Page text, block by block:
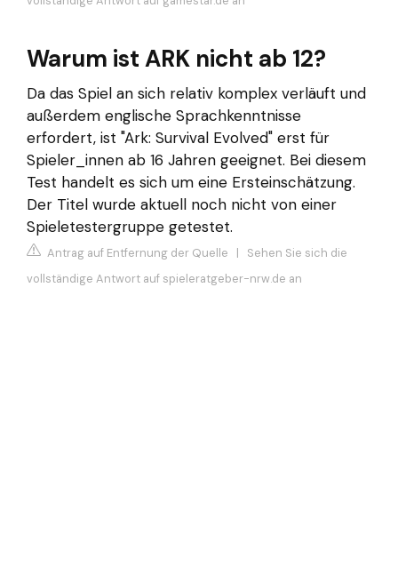
Warum ist ARK nicht ab 12?
Da das Spiel an sich relativ komplex verläuft und
außerdem englische Sprachkenntnisse
erfordert, ist "Ark: Survival Evolved" erst für
Spieler_innen ab 16 Jahren geeignet. Bei diesem
Test handelt es sich um eine Ersteinschätzung.
Der Titel wurde aktuell noch nicht von einer
Spieletestergruppe getestet.
Antrag auf Entfernung der Quelle | Sehen Sie sich die
vollständige Antwort auf spieleratgeber-nrw.de an